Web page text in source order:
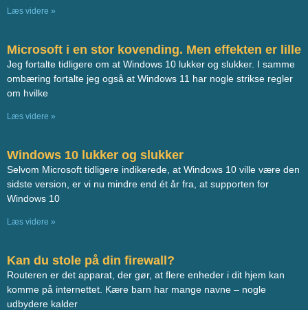
Læs videre »
Microsoft i en stor kovending. Men effekten er lille
Jeg fortalte tidligere om at Windows 10 lukker og slukker. I samme
ombæring fortalte jeg også at Windows 11 har nogle strikse regler
om hvilke
Læs videre »
Windows 10 lukker og slukker
Selvom Microsoft tidligere indikerede, at Windows 10 ville være den
sidste version, er vi nu mindre end ét år fra, at supporten for
Windows 10
Læs videre »
Kan du stole på din firewall?
Routeren er det apparat, der gør, at flere enheder i dit hjem kan
komme på internettet. Kære barn har mange navne – nogle
udbydere kalder